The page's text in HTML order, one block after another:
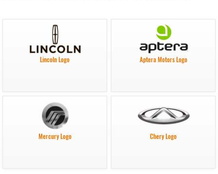
Lincoln Logo Aptera Motors Logo
Mercury Logo Chery Logo